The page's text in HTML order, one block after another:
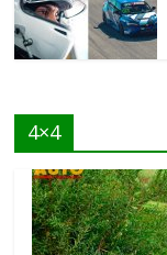
4×4